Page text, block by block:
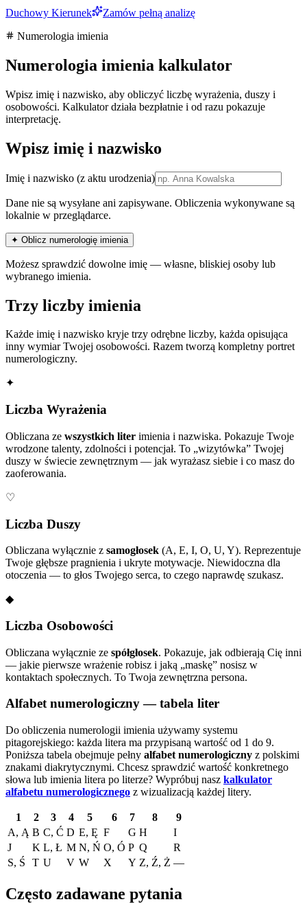
Duchowy Kierunek
Zamów pełną analizę
Numerologia imienia
Numerologia imienia kalkulator
Wpisz imię i nazwisko, aby obliczyć liczbę wyrażenia, duszy i
osobowości. Kalkulator działa bezpłatnie i od razu pokazuje
interpretację.
Wpisz imię i nazwisko
Imię i nazwisko (z aktu urodzenia)
Dane nie są wysyłane ani zapisywane. Obliczenia wykonywane są
lokalnie w przeglądarce.
✦ Oblicz numerologię imienia
Możesz sprawdzić dowolne imię — własne, bliskiej osoby lub
wybranego imienia.
Trzy liczby imienia
Każde imię i nazwisko kryje trzy odrębne liczby, każda opisująca
inny wymiar Twojej osobowości. Razem tworzą kompletny portret
numerologiczny.
✦
Liczba Wyrażenia
Obliczana ze wszystkich liter imienia i nazwiska. Pokazuje Twoje
wrodzone talenty, zdolności i potencjał. To „wizytówka” Twojej
duszy w świecie zewnętrznym — jak wyrażasz siebie i co masz do
zaoferowania.
♡
Liczba Duszy
Obliczana wyłącznie z samogłosek (A, E, I, O, U, Y). Reprezentuje
Twoje głębsze pragnienia i ukryte motywacje. Niewidoczna dla
otoczenia — to głos Twojego serca, to czego naprawdę szukasz.
◆
Liczba Osobowości
Obliczana wyłącznie ze spółgłosek. Pokazuje, jak odbierają Cię inni
— jakie pierwsze wrażenie robisz i jaką „maskę” nosisz w
kontaktach społecznych. To Twoja zewnętrzna persona.
Alfabet numerologiczny — tabela liter
Do obliczenia numerologii imienia używamy systemu
pitagorejskiego: każda litera ma przypisaną wartość od 1 do 9.
Poniższa tabela obejmuje pełny alfabet numerologiczny z polskimi
znakami diakrytycznymi. Chcesz sprawdzić wartość konkretnego
słowa lub imienia litera po literze? Wypróbuj nasz kalkulator
alfabetu numerologicznego z wizualizacją każdej litery.
1 2 3 4 5 6 7 8
9
A, Ą B C, Ć D E, Ę F G H
I
J
K L, Ł M N, Ń O, Ó P Q
R
S, Ś
T U V W X Y Z, Ź, Ż —
Często zadawane pytania